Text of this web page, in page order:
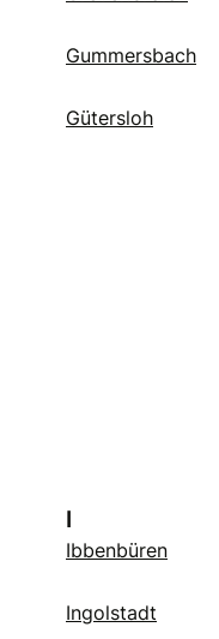
Gummersbach
Gütersloh
I
Ibbenbüren
Ingolstadt